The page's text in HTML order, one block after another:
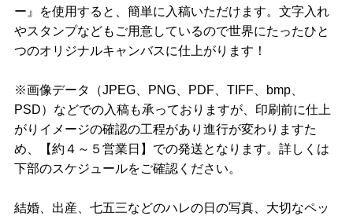
ー』を使用すると、簡単に入稿いただけます。文字入れ
やスタンプなどもご用意しているので世界にたったひと
つのオリジナルキャンバスに仕上がります！
※画像データ（JPEG、PNG、PDF、TIFF、bmp、
PSD）などでの入稿も承っておりますが、印刷前に仕上
がりイメージの確認の工程があり進行が変わりますた
め、【約４～５営業日】での発送となります。詳しくは
下部のスケジュールをご確認ください。
結婚、出産、七五三などのハレの日の写真、大切なペッ